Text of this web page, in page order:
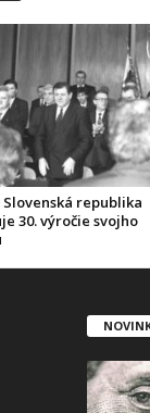
Slovenská republika
30. výročie svojho